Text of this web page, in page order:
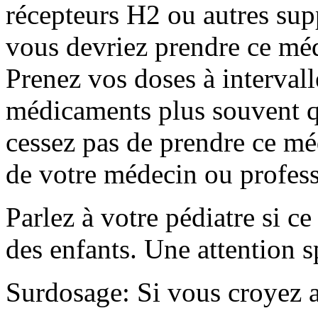
récepteurs H2 ou autres
vous devriez prendre ce
Prenez vos doses à
médicaments plus souvent
cessez pas de prendre ce
de votre médecin ou
Parlez à votre pédiatre si
des enfants. Une attention
Surdosage: Si vous croyez